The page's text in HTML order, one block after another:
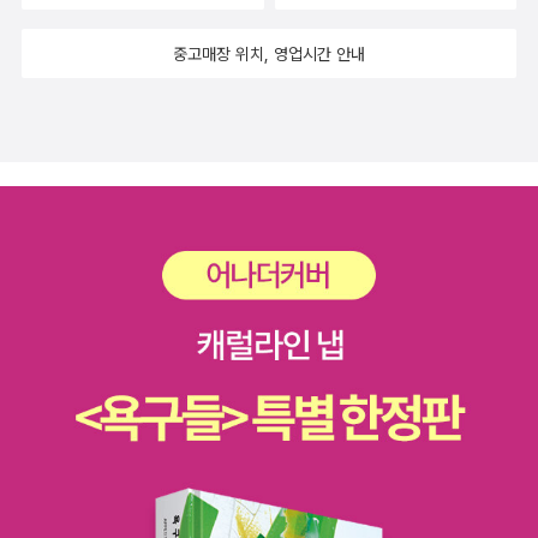
잠시 쉬어가는 여백이 있다면야, 무더기로 내리치는 지금의 이 빗줄
면 바로 영화관에 가서 보고 싶은 영화다. 예상밖의 대답에 어르신은
못하는 나조차 가끔 사진과 묵상이 곁들인 짧은 일기글은 자주 쓰는
편이라 참고,용 도서가 될런지. 읽고 싶은 책이 많아
언제나 한숨을 쉬지만 그래도 조금은 긍정적인 마음으로 내가 읽은
책들을 생각해봐야겠다. 오늘이 올해의 절반을 보내는 마지막날이니
만큼. 올해 사거나 선물받거나 서평도서로 받거나 교환한 책들은 백
오십여권된다. 그중에 읽은 책은 백여권이 되...되나? 만화책이든 뭐
지만 항상 올해의 책을 꼽으라고 하면 망설이지 않을 수 없다. 정말 좋
은 책이라고 해서 서둘러 구입하거나 사달라고 떼쓰거나 선물받은 책
어느 정도에서 타협해서 작가가 하고 싶은 이야기를 짐작해야할 것이
중고매장 위치, 영업시간 안내